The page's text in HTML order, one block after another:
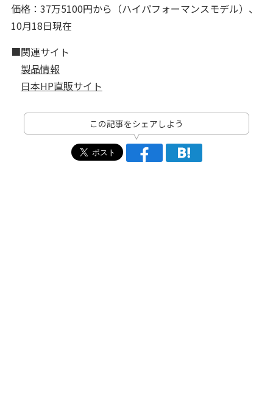
価格：37万5100円から（ハイパフォーマンスモデル）、
10月18日現在
■関連サイト
製品情報
日本HP直販サイト
この記事をシェアしよう